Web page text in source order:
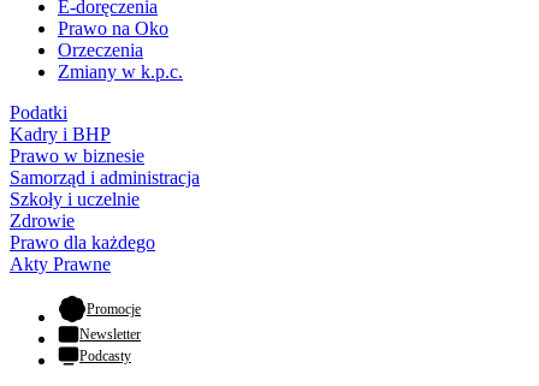
E-doręczenia
Prawo na Oko
Orzeczenia
Zmiany w k.p.c.
Podatki
Kadry i BHP
Prawo w biznesie
Samorząd i administracja
Szkoły i uczelnie
Zdrowie
Prawo dla każdego
Akty Prawne
Promocje- otwiera się w nowej karcie
Newsletter
Podcasty